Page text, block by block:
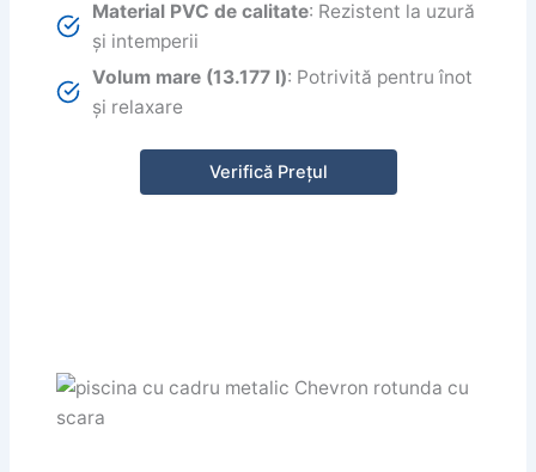
Material PVC de calitate: Rezistent la uzură
și intemperii
Volum mare (13.177 l): Potrivită pentru înot
și relaxare
Verifică Prețul